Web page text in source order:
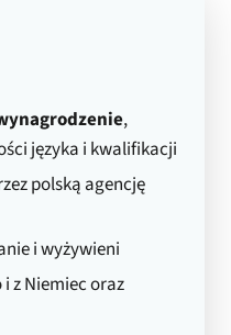
,
języka i kwalifikacji
polską agencję
i wyżywieni
z Niemiec oraz